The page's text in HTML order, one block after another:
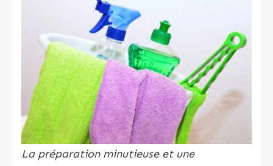
La préparation minutieuse et une